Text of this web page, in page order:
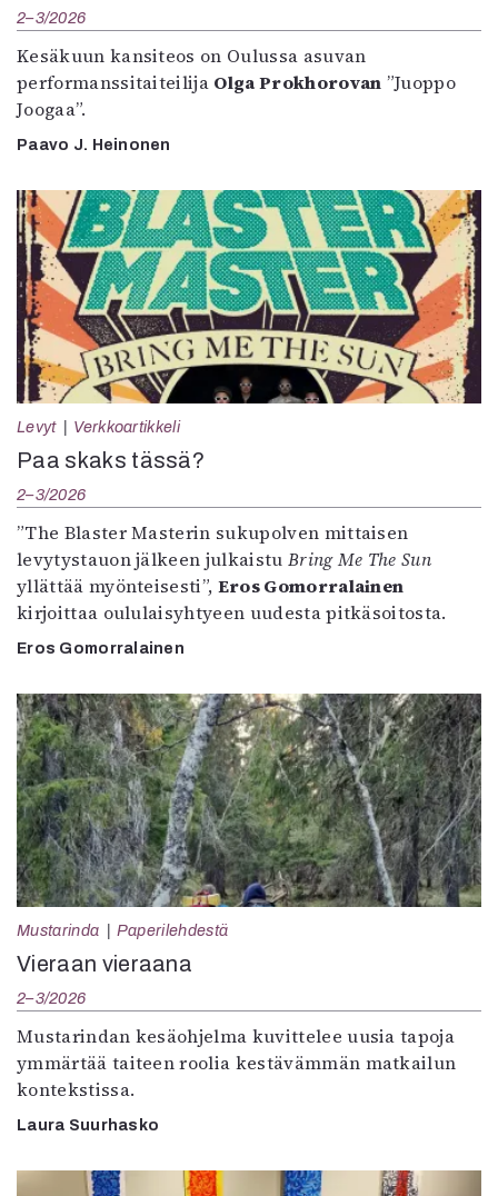
2–3/2026
Kesäkuun kansiteos on Oulussa asuvan
performanssitaiteilija Olga Prokhorovan ”Juoppo
Joogaa”.
Paavo J. Heinonen
Levyt Verkkoartikkeli
Paa skaks tässä?
2–3/2026
”The Blaster Masterin sukupolven mittaisen
levytystauon jälkeen julkaistu Bring Me The Sun
yllättää myönteisesti”, Eros Gomorralainen
kirjoittaa oululaisyhtyeen uudesta pitkäsoitosta.
Eros Gomorralainen
Mustarinda Paperilehdestä
Vieraan vieraana
2–3/2026
Mustarindan kesäohjelma kuvittelee uusia tapoja
ymmärtää taiteen roolia kestävämmän matkailun
kontekstissa.
Laura Suurhasko